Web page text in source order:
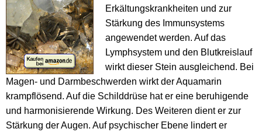
Erkältungskrankheiten und zur
Stärkung des Immunsystems
angewendet werden. Auf das
Lymphsystem und den Blutkreislauf
wirkt dieser Stein ausgleichend. Bei
Magen- und Darmbeschwerden wirkt der Aquamarin
krampflösend. Auf die Schilddrüse hat er eine beruhigende
und harmonisierende Wirkung. Des Weiteren dient er zur
Stärkung der Augen. Auf psychischer Ebene lindert er